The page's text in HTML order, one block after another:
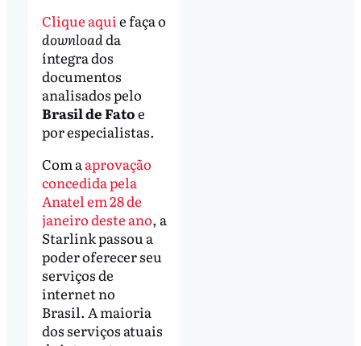
Clique aqui e faça o
downloadda
íntegra dos
documentos
analisados pelo
Brasil de Fatoe
por especialistas.
Com a aprovação
concedida pela
Anatel em 28 de
janeiro deste ano, a
Starlink passou a
poder oferecer seu
serviços de
internet no
Brasil. A maioria
dos serviços atuais